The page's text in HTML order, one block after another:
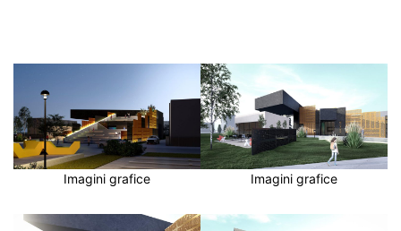
Imagini grafice Imagini grafice